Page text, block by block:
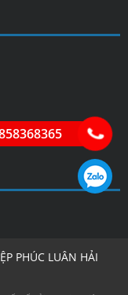
PHÚC LUÂN HẢI